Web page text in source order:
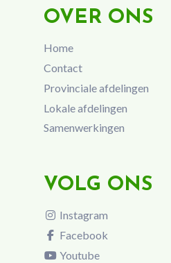
OVER ONS
Home
Contact
Provinciale afdelingen
Lokale afdelingen
Samenwerkingen
VOLG ONS
Instagram
Facebook
Youtube